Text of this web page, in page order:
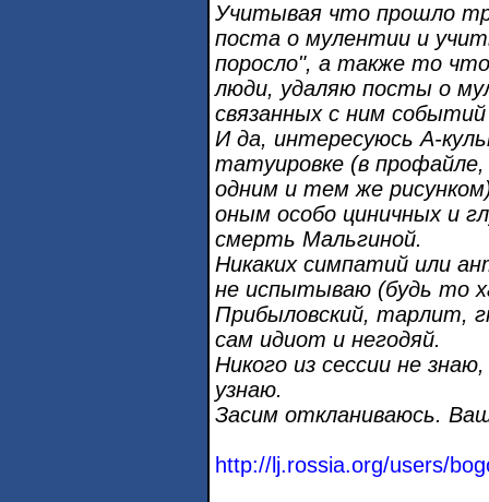
Учитывая что прошло
поста о мулентии и
поросло", а также то
люди, удаляю посты о
связанных с ним событий
И да, интересуюсь А-
татуировке (в
одним и тем же
оным особо циничных и
смерть Мальгиной.
Никаких симпатий или
не испытываю (будь то
Прибыловский, тарлит,
сам идиот и негодяй.
Никого из сессии не
узнаю.
Засим откланиваюсь.
http://lj.rossia.org/users/